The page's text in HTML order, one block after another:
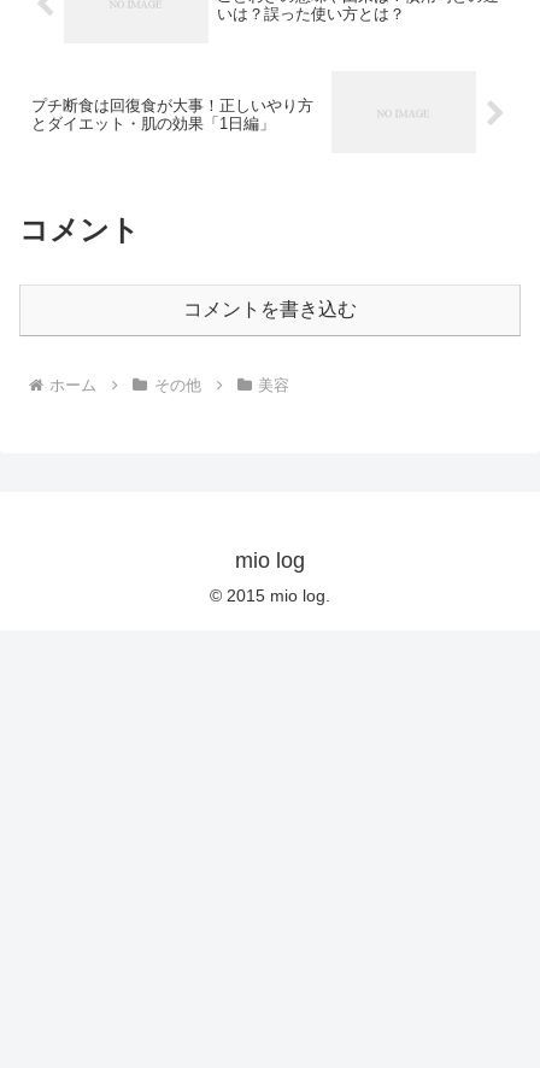
いは？誤った使い方とは？
プチ断食は回復食が大事！正しいやり方
とダイエット・肌の効果「1日編」
コメント
コメントを書き込む
ホーム その他 美容
mio log
© 2015 mio log.